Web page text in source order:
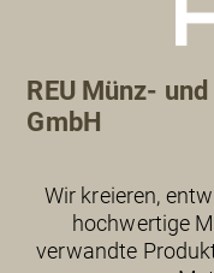
REU Münz-
GmbH
Wir kreieren,
hochwertige
verwandte